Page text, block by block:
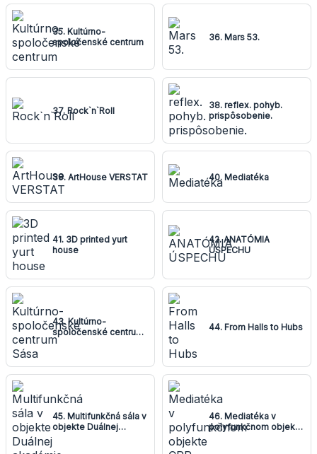
35. Kultúrno-
spoločenské centrum
36. Mars 53.
37. Rock`n`Roll
38. reflex. pohyb.
prispôsobenie.
39. ArtHouse VERSTAT 40. Mediatéka
41. 3D printed yurt
house
42. ANATÓMIA
ÚSPECHU
43. Kultúrno-
spoločenské centrum
Sása
44. From Halls to Hubs
45. Multifunkčná sála v
objekte Duálnej
46. Mediatéka v
polyfunkčnom objekte